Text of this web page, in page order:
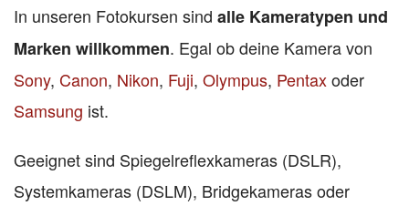
In unseren Fotokursen sind alle Kameratypen und
Marken willkommen. Egal ob deine Kamera von
Sony, Canon, Nikon, Fuji, Olympus, Pentaxoder
Samsung ist.
Geeignet sind Spiegelreflexkameras (DSLR),
Systemkameras (DSLM), Bridgekameras oder